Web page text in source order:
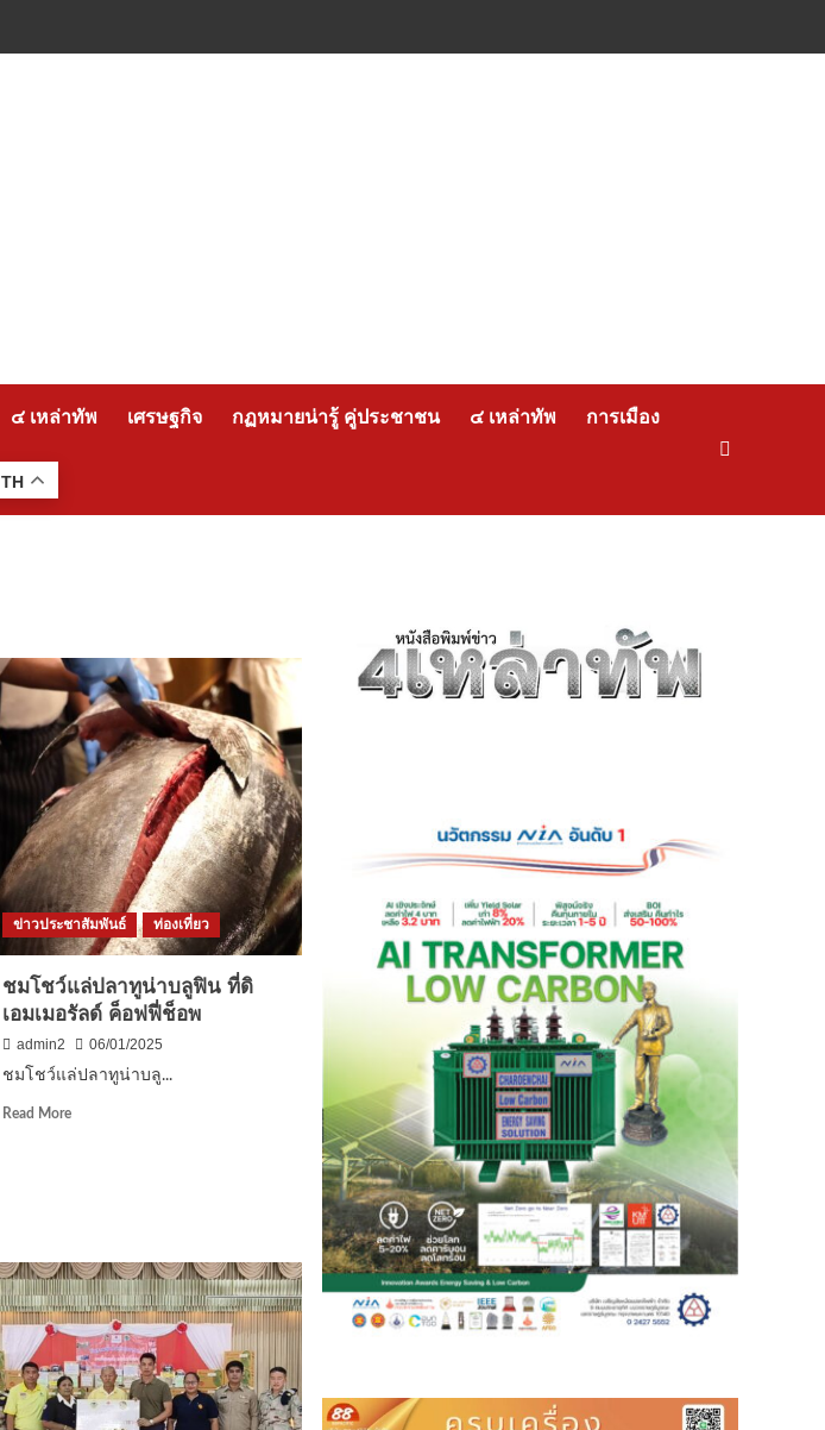
๔ เหล่าทัพ เศรษฐกิจ กฏหมายน่ารู้ คู่ประชาชน ๔ เหล่าทัพ การเมือง
TH
ข่าวประชาสัมพันธ์ ท่องเที่ยว
ชมโชว์แล่ปลาทูน่าบลูฟิน ที่ดิ
เอมเมอรัลด์ ค็อฟฟี่ช็อพ
admin2
06/01/2025
ชมโชว์แล่ปลาทูน่าบลู...
Read MoreRead
ทู
น่า
บลูฟิน
ที่
ดิ
เอม
เม
อรัลด์